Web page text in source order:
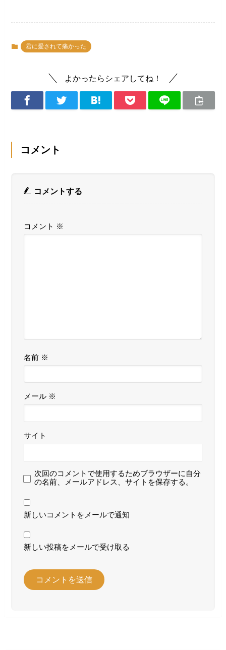
君に愛されて痛かった
よかったらシェアしてね！
コメント
コメントする
コメント ※
名前 ※
メール ※
サイト
次回のコメントで使用するためブラウザーに自分
の名前、メールアドレス、サイトを保存する。
新しいコメントをメールで通知
新しい投稿をメールで受け取る